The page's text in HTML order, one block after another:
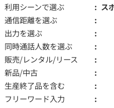
利用シーンで選ぶ
ス
通信距離を選ぶ
出力を選ぶ
同時通話人数を選ぶ
販売/レンタル/リース
新品/中古
生産終了品を含む
フリーワード入力